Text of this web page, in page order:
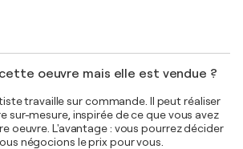
oeuvre mais elle est vendue ?
travaille sur commande. Il peut réaliser
sur-mesure, inspirée de ce que vous avez
oeuvre. L'avantage : vous pourrez décider
négocions le prix pour vous.